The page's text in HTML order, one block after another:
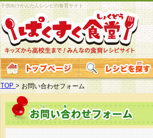
子供向けかんたんレシピの食育サイト
TOP >お問い合わせフォーム